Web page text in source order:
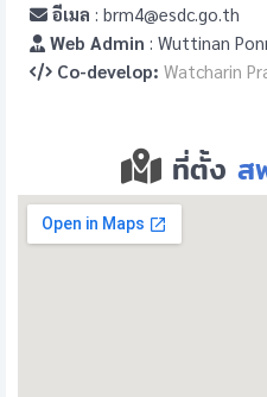
อีเมล : brm4@esdc.go.th
Web Admin : Wuttinan
Co-develop: Watcharin
ที่ตั้ง ส